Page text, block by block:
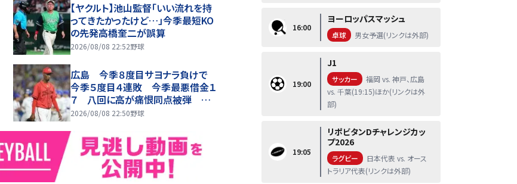
【ヤクルト】池山監督「いい流れを持
ってきたかったけど…」今季最短KO
の先発高橋奎二が誤算
2026/08/08 22:52野球
広島 今季８度目サヨナラ負けで
今季５度目４連敗 今季最悪借金１
７ 八回に高が痛恨同点被弾 延
長十二回にアドゥワがサヨナラ被弾
2026/08/08 22:50野球
16:00
ヨーロッパスマッシュ
卓球 男女予選(リンクは外部)
19:00
J1
サッカー
福岡 vs. 神戸、広島
vs. 千葉(19:15)ほか(リンクは外
部)
19:05
リポビタンDチャレンジカッ
プ2026
ラグビー
日本代表 vs. オース
トラリア代表(リンクは外部)